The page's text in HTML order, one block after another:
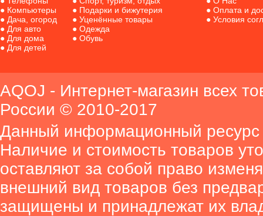
● Компьютеры
● Дача, огород
● Для авто
● Для дома
● Для детей
● Подарки и бижутерия
● Уценённые товары
● Одежда
● Обувь
● Оплата и
● Условия
AQOJ - Интернет-магазин всех
России © 2010-2017
Данный информационный ресурс
Наличие и стоимость товаров
оставляют за собой право
внешний вид товаров без
защищены и принадлежат их